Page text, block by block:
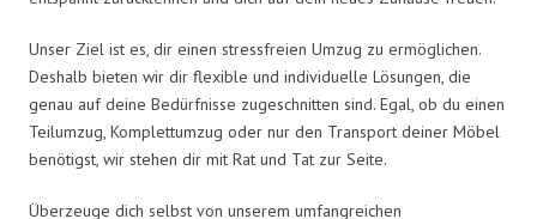
Unser Ziel ist es, dir einen stressfreien Umzug zu ermöglichen.
Deshalb bieten wir dir flexible und individuelle Lösungen, die
genau auf deine Bedürfnisse zugeschnitten sind. Egal, ob du einen
Teilumzug, Komplettumzug oder nur den Transport deiner Möbel
benötigst, wir stehen dir mit Rat und Tat zur Seite.
Überzeuge dich selbst von unserem umfangreichen